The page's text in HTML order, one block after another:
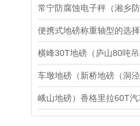
便携式地磅称重轴型的选择